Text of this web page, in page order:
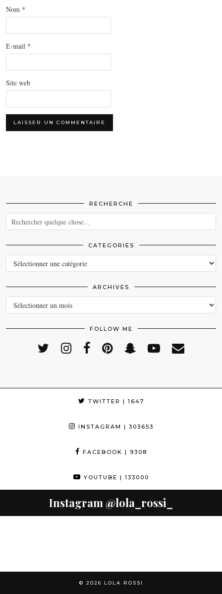
Nom *
E-mail *
Site web
RECHERCHE
CATEGORIES
CATEGORIES
ARCHIVES
ARCHIVES
FOLLOW ME
TWITTER | 1647
INSTAGRAM | 303653
FACEBOOK | 9308
YOUTUBE | 133000
Instagram @lola_rossi_
© 2026 LOLA ROSSI